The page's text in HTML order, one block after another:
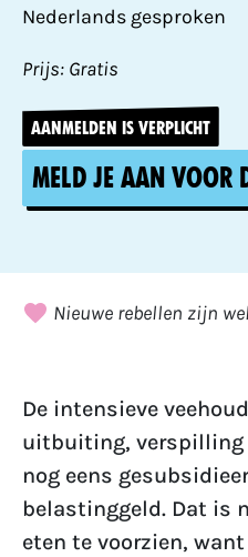
Nederlands gesproken
Prijs: Gratis
AANMELDEN IS VERPLICHT
Meld je aan voor
Nieuwe rebellen zijn
De intensieve
uitbuiting, verspilling
nog eens
belastinggeld. Dat is
eten te voorzien,